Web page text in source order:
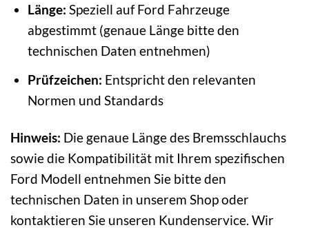
Länge: Speziell auf Ford Fahrzeuge
abgestimmt (genaue Länge bitte den
technischen Daten entnehmen)
Prüfzeichen: Entspricht den relevanten
Normen und Standards
Hinweis: Die genaue Länge des Bremsschlauchs
sowie die Kompatibilität mit Ihrem spezifischen
Ford Modell entnehmen Sie bitte den
technischen Daten in unserem Shop oder
kontaktieren Sie unseren Kundenservice. Wir